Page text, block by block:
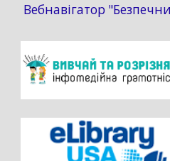
Вебнавігатор